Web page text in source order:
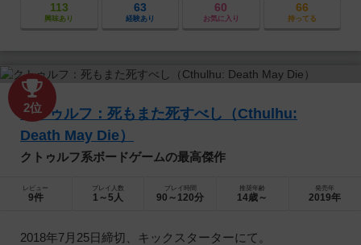
113
興味あり
63
経験あり
60
お気に入り
66
持ってる
2位
クトゥルフ：死もまた死すべし（Cthulhu:
Death May Die）
クトゥルフ系ボードゲームの最高傑作
レビュー
9件
プレイ人数
1～5人
プレイ時間
90～120分
推奨年齢
14歳～
発売年
2019年
2018年7月25日締切、キックスターターにて。